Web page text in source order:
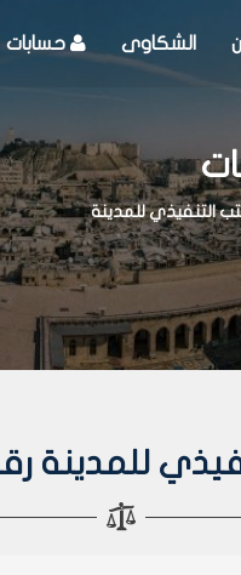
الشكاوى حسابات
التنفيذي للمدينة
رقم 179 لعام